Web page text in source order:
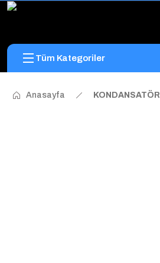
Tüm Kategoriler
Anasayfa KONDANSATÖR